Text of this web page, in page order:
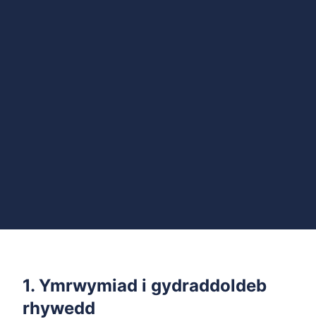
1. Ymrwymiad i gydraddoldeb
rhywedd